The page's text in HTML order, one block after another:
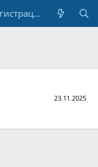
Регистрация
23.11.2025